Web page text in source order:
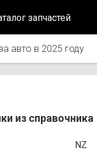
запчастей
авто в 2025 году
из справочника
NZ